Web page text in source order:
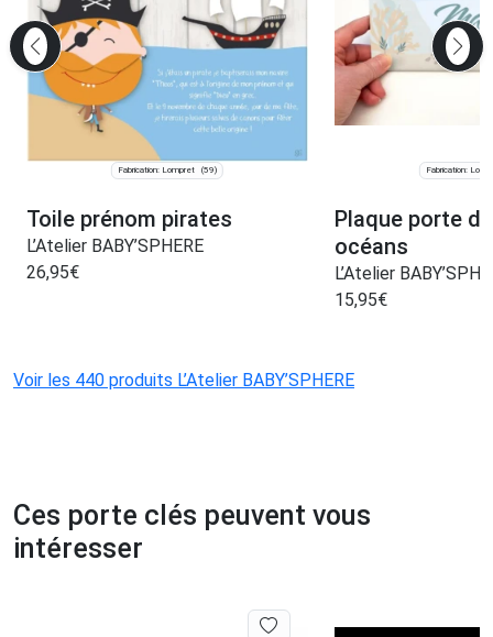
Fabrication: Lompret (59)
Toile prénom pirates
L’Atelier BABY’SPHERE
26,95€
Fabrication:
Plaque porte
océans
L’Atelier
15,95€
Voir les 440 produits L’Atelier BABY’SPHERE
Ces porte clés peuvent vous
intéresser